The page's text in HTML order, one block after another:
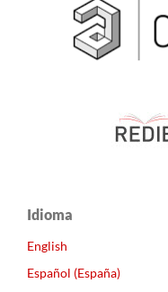
Idioma
English
Español (España)